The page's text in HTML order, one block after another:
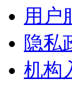
用户
隐私
机构